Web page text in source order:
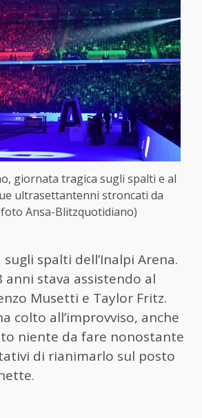
giornata tragica sugli spalti e al
ultrasettantenni stroncati da
Ansa-Blitzquotidiano)
sugli spalti dell’Inalpi Arena.
anni stava assistendo al
Musetti e Taylor Fritz.
colto all’improvviso, anche
niente da fare nonostante
di rianimarlo sul posto